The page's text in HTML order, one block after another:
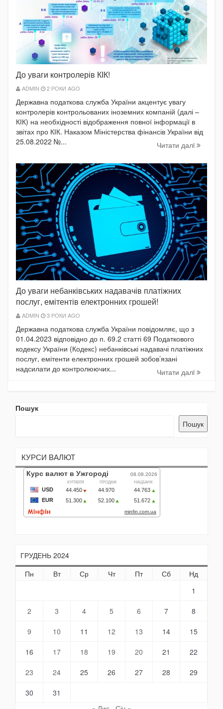
До уваги контролерів КІК!
ADMIN 2 РОКИ AGO
Державна податкова служба України акцентує увагу
контролерів контрольованих іноземних компаній (далі –
КІК) на необхідності відображення повної інформації в
звітах про КІК. Наказом Міністерства фінансів України від
25.08.2022 №...
Читати далi
До уваги небанківських надавачів платіжних
послуг, емітентів електронних грошей!
ADMIN 3 РОКИ AGO
Державна податкова служба України повідомляє, що з
01.04.2023 відповідно до п. 69.2 статті 69 Податкового
кодексу України (Кодекс) небанківські надавачі платіжних
послуг, емітенти електронних грошей зобов’язані
надсилати до контролюючих...
Читати далi
Пошук
Пошук
КУРСИ ВАЛЮТ
ГРУДЕНЬ 2024
Пн
Вт Ср Чт Пт Сб
Нд
1
2 3 4 5 6 7 8
9 10 11 12 13 14 15
16 17 18 19 20 21 22
23 24 25 26 27 28 29
30
31